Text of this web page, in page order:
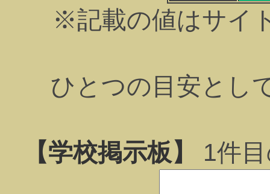
※記載の値はサイ
ひとつの目安とし
【学校掲示板】 1件